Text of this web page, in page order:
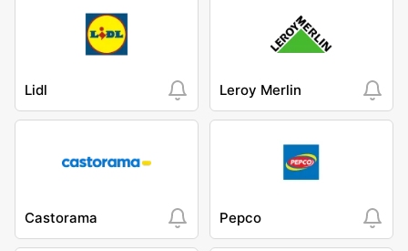
Lidl Leroy Merlin
Castorama Pepco